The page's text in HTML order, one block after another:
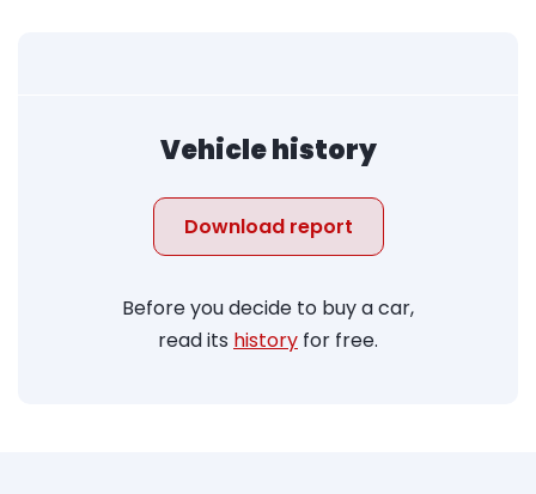
Vehicle history
Download report
Before you decide to buy a car,
read its history for free.